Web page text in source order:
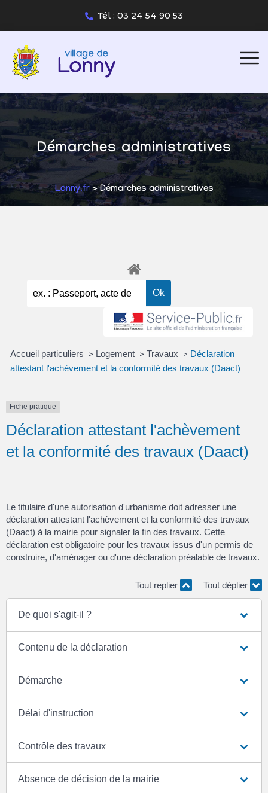
Tél : 03 24 54 90 53
Démarches administratives
Lonny.fr> Démarches administratives
Accueil particuliers > Logement > Travaux > Déclaration
attestant l'achèvement et la conformité des travaux (Daact)
Fiche pratique
Déclaration attestant l'achèvement
et la conformité des travaux (Daact)
Le titulaire d'une autorisation d'urbanisme doit adresser une
déclaration attestant l'achèvement et la conformité des travaux
(Daact) à la mairie pour signaler la fin des travaux. Cette
déclaration est obligatoire pour les travaux issus d'un permis de
construire, d'aménager ou d'une déclaration préalable de travaux.
Tout replier Tout déplier
De quoi s'agit-il ?
Contenu de la déclaration
Démarche
Délai d'instruction
Contrôle des travaux
Absence de décision de la mairie